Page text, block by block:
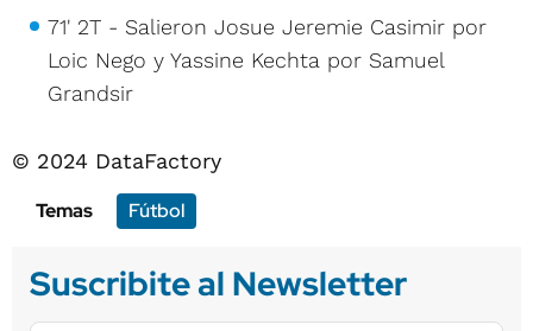
71' 2T - Salieron Josue Jeremie Casimir por
Loic Nego y Yassine Kechta por Samuel
Grandsir
© 2024 DataFactory
Temas
Fútbol
Suscribite al Newsletter